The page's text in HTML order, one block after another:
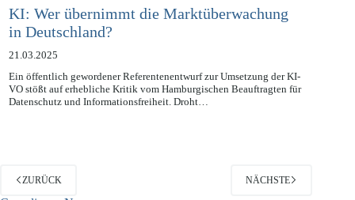
KI: Wer übernimmt die Marktüberwachung
in Deutschland?
21.03.2025
Ein öffentlich gewordener Referentenentwurf zur Umsetzung der KI-
VO stößt auf erhebliche Kritik vom Hamburgischen Beauftragten für